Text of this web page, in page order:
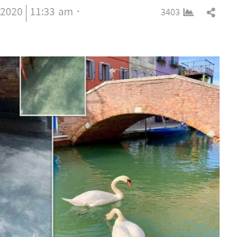
11:33 am
3403